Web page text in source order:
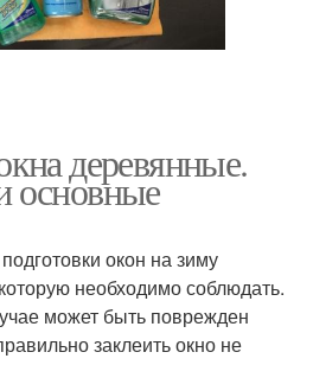
деревянные.
основные
окон на зиму
необходимо соблюдать.
может быть поврежден
заклеить окно не